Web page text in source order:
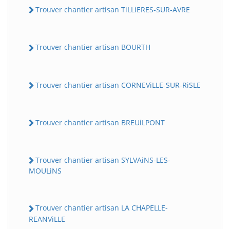
Trouver chantier artisan TiLLiERES-SUR-AVRE
Trouver chantier artisan BOURTH
Trouver chantier artisan CORNEViLLE-SUR-RiSLE
Trouver chantier artisan BREUiLPONT
Trouver chantier artisan SYLVAiNS-LES-
MOULiNS
Trouver chantier artisan LA CHAPELLE-
REANViLLE